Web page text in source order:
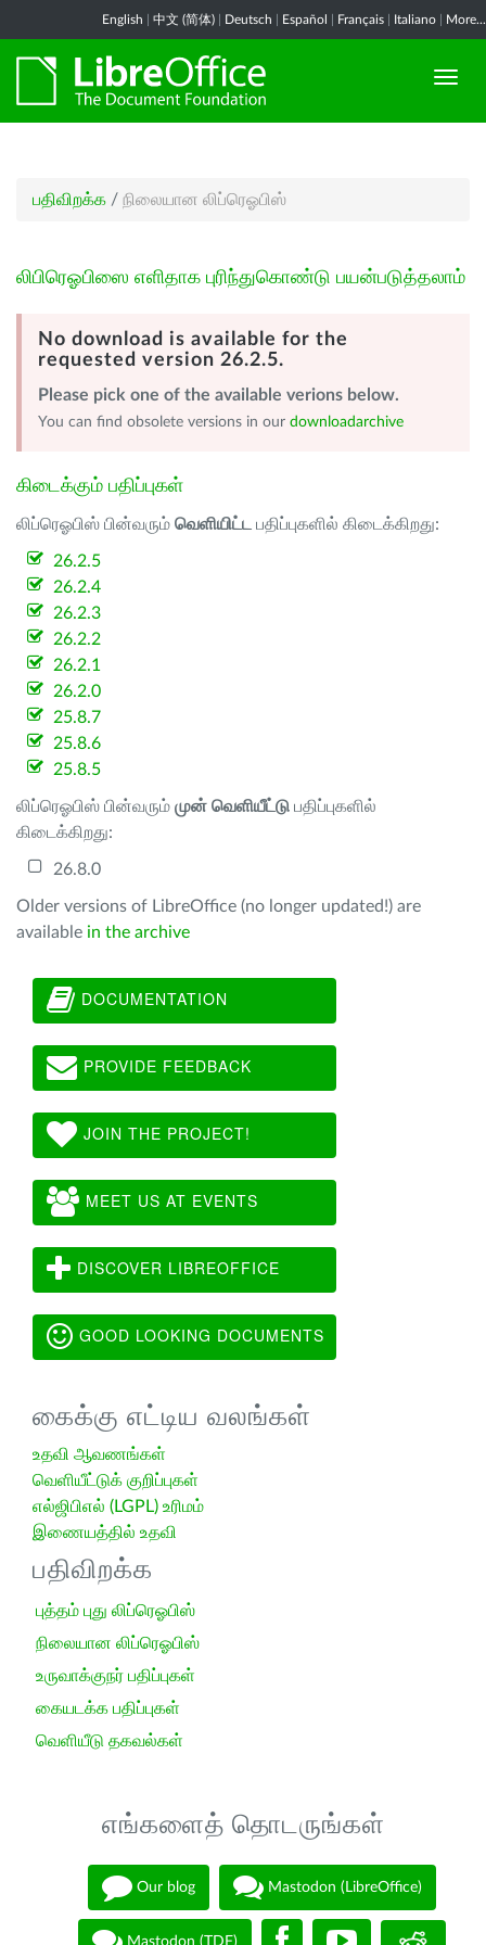
English 中文 (简体) Deutsch Español Français Italiano More...
பதிவிறக்க / நிலையான லிப்ரெஓபிஸ்
லிபிரெஓபிஸை எளிதாக புரிந்துகொண்டு பயன்படுத்தலாம்
No download is available for the
requested version 26.2.5.
Please pick one of the available verions below.
You can find obsolete versions in our downloadarchive
கிடைக்கும் பதிப்புகள்
லிப்ரெஓபிஸ் பின்வரும் வெளியிட்ட பதிப்புகளில் கிடைக்கிறது:
26.2.5
26.2.4
26.2.3
26.2.2
26.2.1
26.2.0
25.8.7
25.8.6
25.8.5
லிப்ரெஓபிஸ் பின்வரும் முன் வெளியீட்டு பதிப்புகளில்
கிடைக்கிறது:
26.8.0
Older versions of LibreOffice (no longer updated!) are
available in the archive
DOCUMENTATION
PROVIDE FEEDBACK
JOIN THE PROJECT!
MEET US AT EVENTS
DISCOVER LIBREOFFICE
GOOD LOOKING DOCUMENTS
கைக்கு எட்டிய வலங்கள்
உதவி ஆவணங்கள்
வெளியீட்டுக் குறிப்புகள்
எல்ஜிபிஎல் (LGPL) உரிமம்
இணையத்தில் உதவி
பதிவிறக்க
புத்தம் புது லிப்ரெஓபிஸ்
நிலையான லிப்ரெஓபிஸ்
உருவாக்குநர் பதிப்புகள்
கையடக்க பதிப்புகள்
வெளியீடு தகவல்கள்
எங்களைத் தொடருங்கள்
Our blog Mastodon (LibreOffice)
Mastodon (TDF)